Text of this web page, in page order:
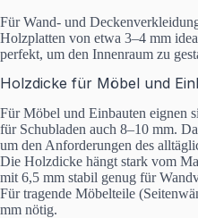
Für Wand- und
Holzplatten von etwa 3–4 mm
perfekt, um den Innenraum zu
Holzdicke für Möbel und
Für Möbel und Einbauten eignen
für Schubladen auch 8–10 mm.
um den Anforderungen des
Die Holzdicke hängt stark vom
mit 6,5 mm stabil genug für
Für tragende Möbelteile
mm nötig.